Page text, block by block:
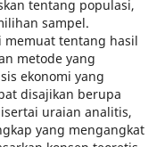
tentang populasi,
sampel.
memuat tentang hasil
metode yang
ekonomi yang
disajikan berupa
uraian analitis,
yang mengangkat